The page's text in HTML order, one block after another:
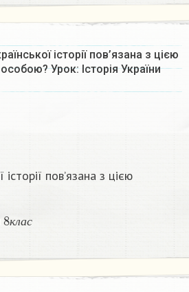
історії пов’язана з цією
Урок: Історія України
пов’язана з цією
клас
8